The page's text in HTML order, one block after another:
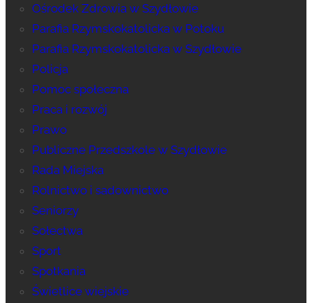
Ośrodek Zdrowia w Szydłowie
Parafia Rzymskokatolicka w Potoku
Parafia Rzymskokatolicka w Szydłowie
Policja
Pomoc społeczna
Praca i rozwój
Prawo
Publiczne Przedszkole w Szydłowie
Rada Miejska
Rolnictwo i sadownictwo
Seniorzy
Sołectwa
Sport
Spotkania
Świetlice wiejskie